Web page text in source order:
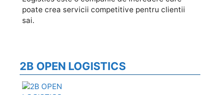
poate crea servicii competitive pentru clientii
sai.
2B OPEN LOGISTICS